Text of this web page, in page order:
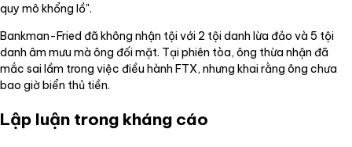
quy mô khổng lồ".
Bankman-Fried đã không nhận tội với 2 tội danh lừa đảo và 5 tội
danh âm mưu mà ông đối mặt. Tại phiên tòa, ông thừa nhận đã
mắc sai lầm trong việc điều hành FTX, nhưng khai rằng ông chưa
bao giờ biển thủ tiền.
Lập luận trong kháng cáo